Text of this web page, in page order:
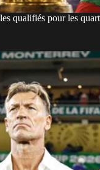
qualifiés pour les